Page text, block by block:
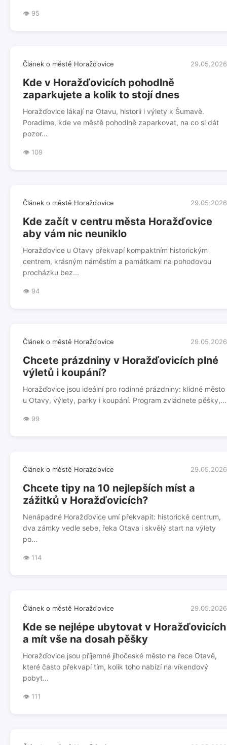
👁️ 95
Článek o městě Horažďovice 29.05.2026
Kde v Horažďovicích pohodlně
zaparkujete a kolik to stojí dnes
Horažďovice lákají na Otavu, historii i výlety k Šumavě.
Poradíme, kde ve městě pohodlně zaparkovat, na co si dát
pozor...
👁️ 109
Článek o městě Horažďovice 29.05.2026
Kde začít v centru města Horažďovice
aby vám nic neuniklo
Horažďovice u Otavy překvapí kompaktním historickým
centrem, krásným náměstím a památkami na pohodovou
procházku bez...
👁️ 94
Článek o městě Horažďovice 29.05.2026
Chcete prázdniny v Horažďovicích plné
výletů i koupání?
Horažďovice jsou ideální pro rodinné prázdniny: klidné město
u Otavy, výlety, parky i koupání. Program zvládnete pěšky,...
👁️ 99
Článek o městě Horažďovice 29.05.2026
Chcete tipy na 10 nejlepších míst a
zážitků v Horažďovicích?
Nenápadné Horažďovice umí překvapit: historické centrum,
dva zámky vedle sebe, řeka Otava i skvělý start na výlety
po...
👁️ 114
Článek o městě Horažďovice 29.05.2026
Kde se nejlépe ubytovat v Horažďovicích
a mít vše na dosah pěšky
Horažďovice jsou příjemné jihočeské město na řece Otavě,
které často překvapí tím, kolik toho nabízí na víkendový
pobyt...
👁️ 111